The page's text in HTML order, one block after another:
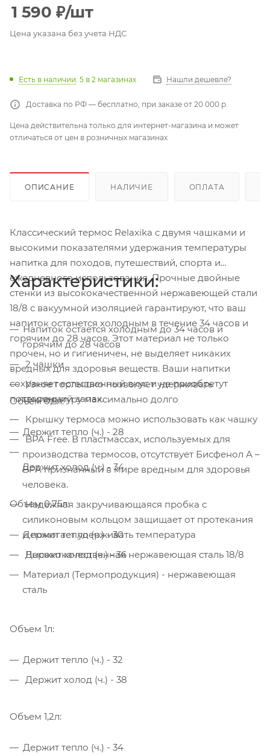
1 590 ₽/шт
Цена указана без учета НДС
Есть в наличии: 5 в 2 магазинах Нашли дешевле?
Доставка по РФ — бесплатно, при заказе от 20 000 р.
Цена действительна только для интернет-магазина и может
отличаться от цен в розничных магазинах
ОПИСАНИЕ НАЛИЧИЕ ОПЛАТА
Классический термос Relaxika с двумя чашками и
высокими показателями удержания температуры
напитка для походов, путешествий, спорта и
ежедневного использования. Прочные двойные
стенки из высококачественной нержавеющей стали
18/8 с вакуумной изоляцией гарантируют, что ваш
напиток останется холодным в течение 34 часов и
горячим до 28 часов. Этот материал не только
прочен, но и гигиеничен, не выделяет никаких
вредных для здоровья веществ. Ваши напитки
сохраняет естественный вкус и не приобретут
посторонний запах.
Характеристики:
Напиток остается холодным до 34 часов и
горячим до 28 часов
2 чашки
Узкое горлышко позволяет удерживать
температуру максимально долго
Крышку термоса можно использовать как чашку
BPA Free. В пластмассах, используемых для
производства термосов, отсутствует Бисфенол А –
BPA признанный в мире вредным для здоровья
человека.
Надежная закручивающаяся пробка с
силиконовым кольцом защищает от протекания
и помогает удерживать температура
Высококачественная нержавеющая сталь 18/8
Материал (Термопродукция) - нержавеющая
сталь
Объем 0,5л:
Держит тепло (ч.) - 28
Держит холод (ч.) - 34
Объем 0,75л:
Держит тепло (ч.) - 30
Держит холод (ч.) - 36
Объем 1л:
Держит тепло (ч.) - 32
Держит холод (ч.) - 38
Объем 1,2л:
Держит тепло (ч.) - 34